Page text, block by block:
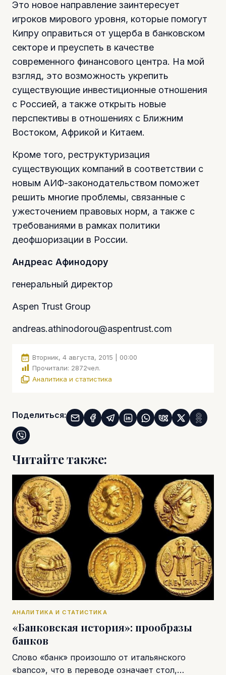
Это новое направление заинтересует
игроков мирового уровня, которые помогут
Кипру оправиться от ущерба в банковском
секторе и преуспеть в качестве
современного финансового центра. На мой
взгляд, это возможность укрепить
существующие инвестиционные отношения
с Россией, а также открыть новые
перспективы в отношениях с Ближним
Востоком, Африкой и Китаем.
Кроме того, реструктуризация
существующих компаний в соответствии с
новым АИФ-законодательством поможет
решить многие проблемы, связанные с
ужесточением правовых норм, а также с
требованиями в рамках политики
деофшоризации в России.
Андреас Афинодору
генеральный директор
Aspen Trust Group
andreas.athinodorou@aspentrust.com
Вторник, 4 августа, 2015 | 00:00
Прочитали: 2872чел.
Аналитика и статистика
Поделиться:
Читайте также:
АНАЛИТИКА И СТАТИСТИКА
«Банковская история»: прообразы
банков
Слово «банк» произошло от итальянского
«banco», что в переводе означает стол,…